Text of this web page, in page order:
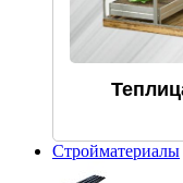
Стройматериалы